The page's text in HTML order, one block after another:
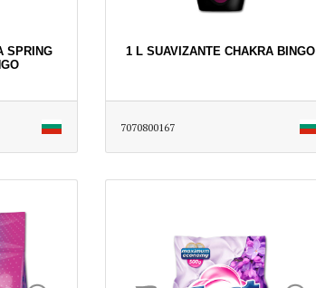
SPRING
1 L SUAVIZANTE CHAKRA BINGO
7070800167